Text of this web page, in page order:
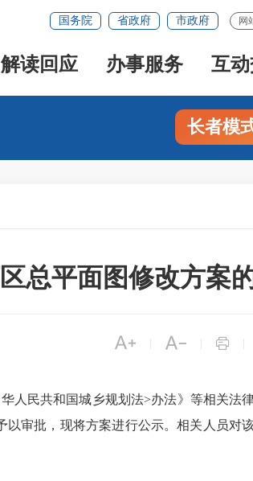
国务院 省政府 市政府 网
解读回应 办事服务 互
长者模
总平面图修改方案
  
民共和国城乡规划法>办法》等相关法
审批，现将方案进行公示。相关人员对